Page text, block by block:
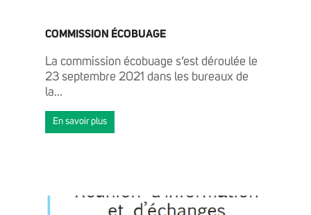
COMMISSION ÉCOBUAGE
La commission écobuage s’est déroulée le
23 septembre 2021 dans les bureaux de
la...
En savoir plus
AGENDA ENTREPRENDRE ET TRAVAILLER